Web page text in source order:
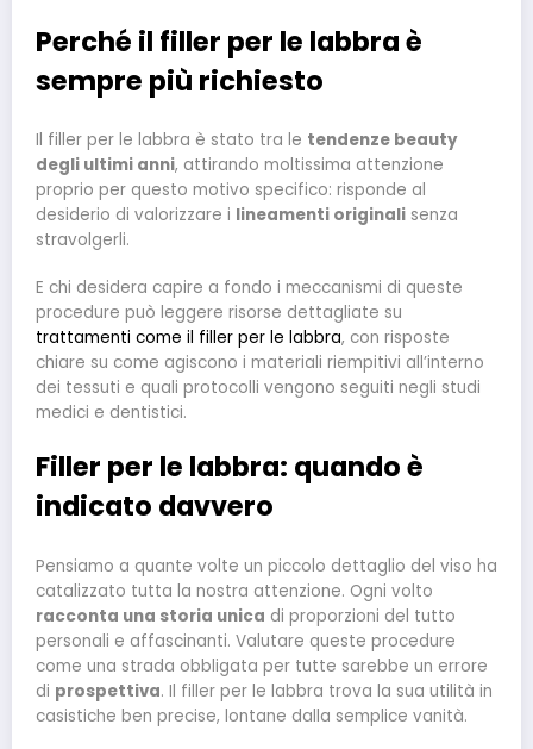
Perché il filler per le labbra è
sempre più richiesto
Il filler per le labbra è stato tra le tendenze beauty
degli ultimi anni, attirando moltissima attenzione
proprio per questo motivo specifico: risponde al
desiderio di valorizzare i lineamenti originali senza
stravolgerli.
E chi desidera capire a fondo i meccanismi di queste
procedure può leggere risorse dettagliate su
trattamenti come il filler per le labbra, con risposte
chiare su come agiscono i materiali riempitivi all’interno
dei tessuti e quali protocolli vengono seguiti negli studi
medici e dentistici.
Filler per le labbra: quando è
indicato davvero
Pensiamo a quante volte un piccolo dettaglio del viso ha
catalizzato tutta la nostra attenzione. Ogni volto
racconta una storia unica di proporzioni del tutto
personali e affascinanti. Valutare queste procedure
come una strada obbligata per tutte sarebbe un errore
di prospettiva. Il filler per le labbra trova la sua utilità in
casistiche ben precise, lontane dalla semplice vanità.